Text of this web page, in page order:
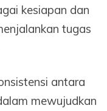
kesiapan dan
tugas
antara
mewujudkan